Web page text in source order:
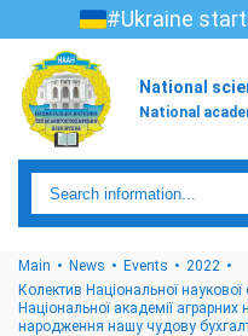
#Ukraine
National
National
Main News Events
2022
Колектив Національної наукової
Національної академії
народження нашу чудову